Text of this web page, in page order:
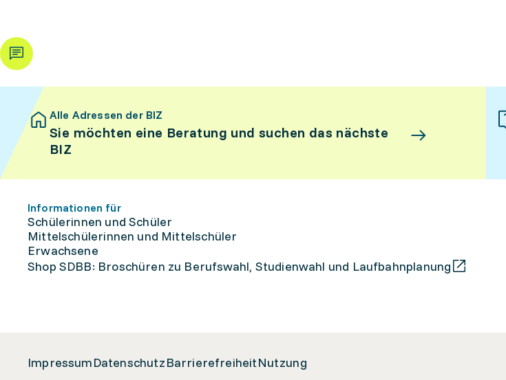
Alle Adressen der BIZ
Sie möchten eine Beratung und suchen das nächste
BIZ
Informationen für
Schülerinnen und Schüler
Mittelschülerinnen und Mittelschüler
Erwachsene
Shop SDBB: Broschüren zu Berufswahl, Studienwahl und Laufbahnplanung
ImpressumDatenschutzBarrierefreiheitNutzung